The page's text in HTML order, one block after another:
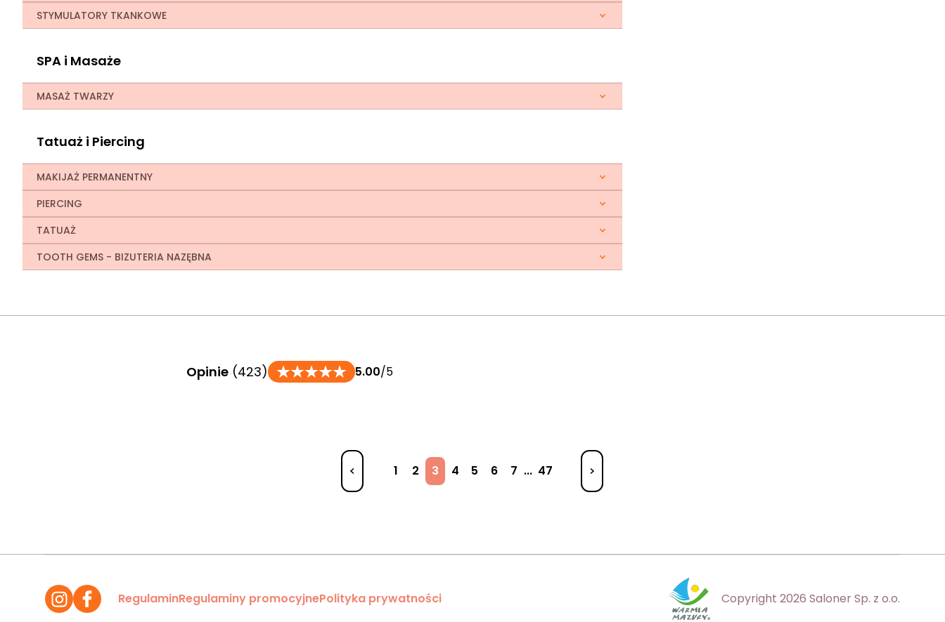
STYMULATORY TKANKOWE
SPA i Masaże
MASAŻ TWARZY
Tatuaż i Piercing
MAKIJAŻ PERMANENTNY
PIERCING
TATUAŻ
TOOTH GEMS - BIZUTERIA NAZĘBNA
Opinie (423) 5.00/5
1 2 3 4 5 6 7 ... 47
RegulaminRegulaminy promocyjnePolityka prywatności Copyright 2026 Saloner Sp. z o.o.